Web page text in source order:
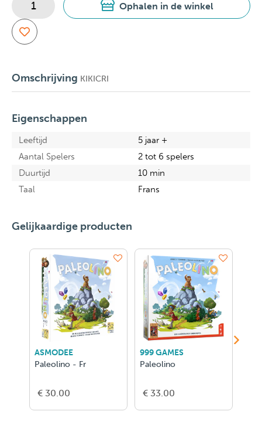
Ophalen in de winkel
Omschrijving KIKICRI
Eigenschappen
Leeftijd
5 jaar +
Aantal Spelers
2 tot 6 spelers
Duurtijd
10 min
Taal
Frans
Gelijkaardige producten
ASMODEE
Paleolino - Fr
€ 30.00
999 GAMES
Paleolino
€ 33.00